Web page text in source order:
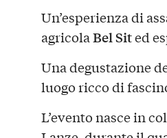
Un’esperienza di
agricolaBel Sited
Una degustazione
luogo ricco di
L’evento nasce in